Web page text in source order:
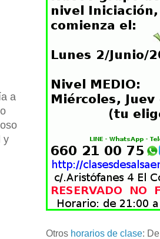
a
y
Otros horarios de clase: De